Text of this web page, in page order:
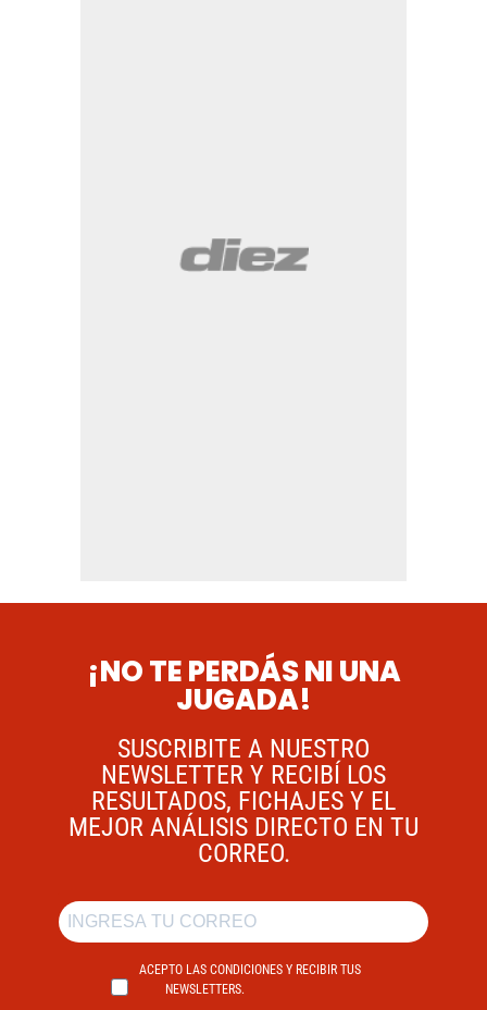
¡NO TE PERDÁS NI UNA
JUGADA!
SUSCRIBITE A NUESTRO
NEWSLETTER Y RECIBÍ LOS
RESULTADOS, FICHAJES Y EL
MEJOR ANÁLISIS DIRECTO EN TU
CORREO.
ACEPTO LAS CONDICIONES Y RECIBIR TUS
NEWSLETTERS.